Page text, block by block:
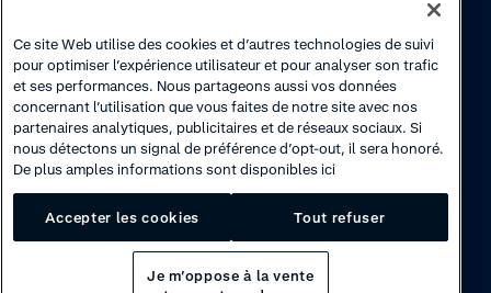
Paiements
Gestion des risques
Authentification
Notre histoire
Notre newsletter
Espace carrières
Ce site Web utilise des cookies et d’autres technologies de suivi
pour optimiser l’expérience utilisateur et pour analyser son trafic
et ses performances. Nous partageons aussi vos données
concernant l’utilisation que vous faites de notre site avec nos
partenaires analytiques, publicitaires et de réseaux sociaux. Si
nous détectons un signal de préférence d’opt-out, il sera honoré.
De plus amples informations sont disponibles ici
Accepter les cookies Tout refuser
Je m’oppose à la vente